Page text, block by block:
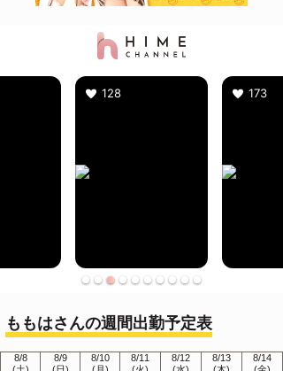
ももはさんの週間出勤予定表
8/8
(土)
8/9
(日)
8/10
(月)
8/11
(火)
8/12
(水)
8/13
(木)
8/14
(金)